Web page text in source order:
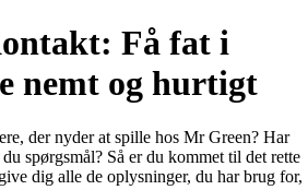
Få fat i
nemt og hurtigt
der nyder at spille hos Mr Green? Har
spørgsmål? Så er du kommet til det rette
dig alle de oplysninger, du har brug for,